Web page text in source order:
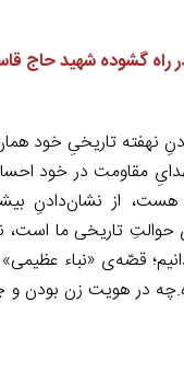
راه گشوده شهید حاج
نهفته تاریخیِ خود
مقاومت در خود
از نشان‌دادنِ
تاریخی ما است،
قصّه‌ی «نباء
در هویت زن بودن